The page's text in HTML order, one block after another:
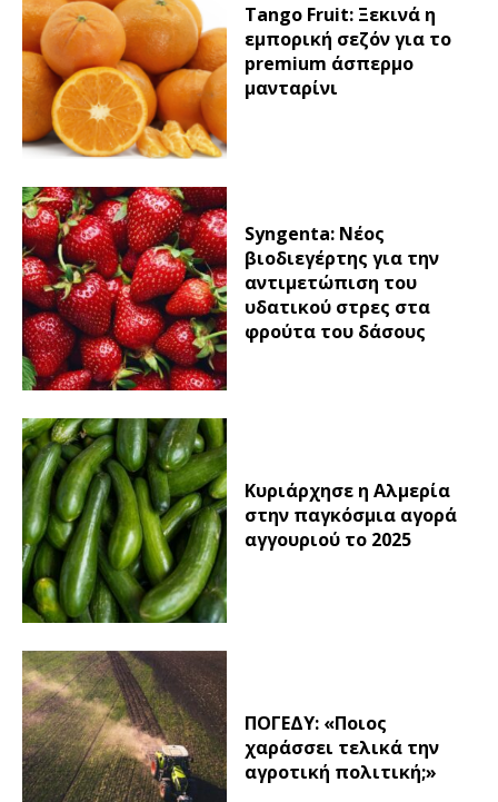
Tango Fruit: Ξεκινά η
εμπορική σεζόν για το
premium άσπερμο
μανταρίνι
Syngenta: Νέος
βιοδιεγέρτης για την
αντιμετώπιση του
υδατικού στρες στα
φρούτα του δάσους
Κυριάρχησε η Αλμερία
στην παγκόσμια αγορά
αγγουριού το 2025
ΠΟΓΕΔΥ: «Ποιος
χαράσσει τελικά την
αγροτική πολιτική;»